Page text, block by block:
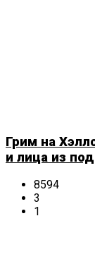
Грим на
и лица из
8594
3
1